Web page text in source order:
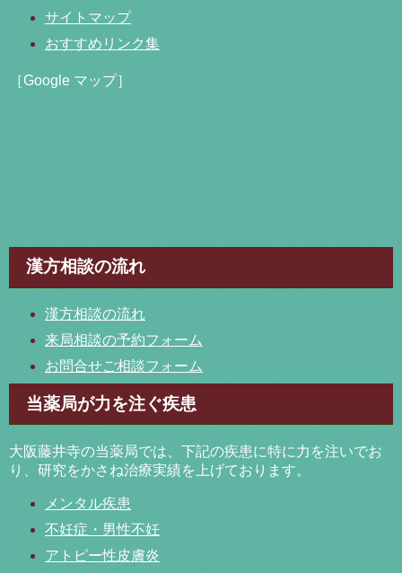
サイトマップ
おすすめリンク集
［Google マップ］
漢方相談の流れ
漢方相談の流れ
来局相談の予約フォーム
お問合せご相談フォーム
当薬局が力を注ぐ疾患
大阪藤井寺の当薬局では、下記の疾患に特に力を注いでお
り、研究をかさね治療実績を上げております。
メンタル疾患
不妊症・男性不妊
アトピー性皮膚炎